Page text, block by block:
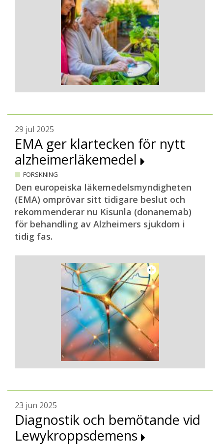
29 jul 2025
EMA ger klartecken för nytt
alzheimerläkemedel
FORSKNING
Den europeiska läkemedelsmyndigheten
(EMA) omprövar sitt tidigare beslut och
rekommenderar nu Kisunla (donanemab)
för behandling av Alzheimers sjukdom i
tidig fas.
23 jun 2025
Diagnostik och bemötande vid
Lewykroppsdemens